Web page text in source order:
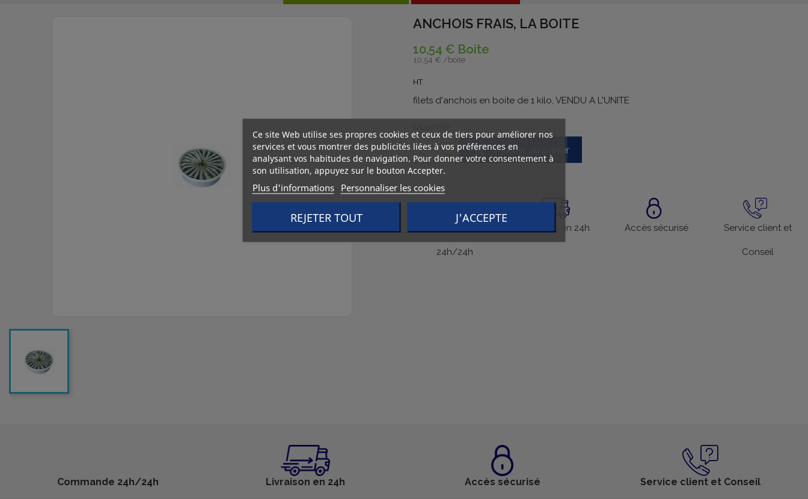
ANCHOIS FRAIS, LA BOITE
10,54 € Boite
10,54 € / boite
HT
filets d'anchois en boite de 1 kilo, VENDU A L'UNITE
 Ajouter au panier
24h/24h
Livraison en 24h Accès sécurisé Service client et
Conseil
Commande 24h/24h Livraison en 24h Accès sécurisé Service client et Conseil
Ce site Web utilise ses propres cookies et ceux de tiers pour améliorer nos
services et vous montrer des publicités liées à vos préférences en
analysant vos habitudes de navigation. Pour donner votre consentement à
son utilisation, appuyez sur le bouton Accepter.
Plus d'informations Personnaliser les cookies
REJETER TOUT J'ACCEPTE